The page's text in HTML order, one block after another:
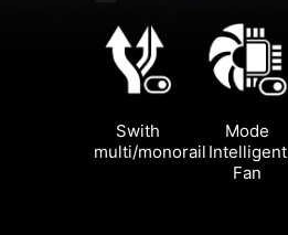
Swith
multi/monorail
Mode
Intelligent
Fan